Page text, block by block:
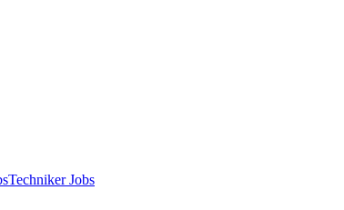
Techniker Jobs